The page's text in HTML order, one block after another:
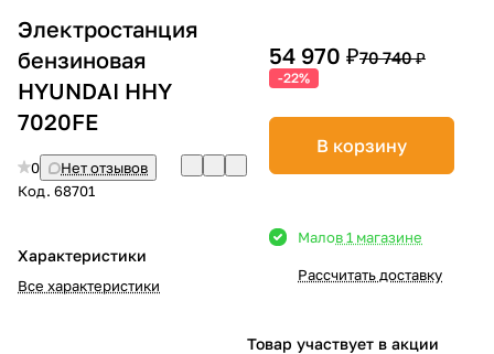
Электростанция
бензиновая
HYUNDAI HHY
7020FE
0
Нет отзывов
Код. 68701
Характеристики
Все характеристики
54 970 ₽70 740 ₽
-22%
В корзину
Малов 1 магазине
Рассчитать доставку
Товар участвует в акции
График платежей
Сегодня
25%
% картой любого банка